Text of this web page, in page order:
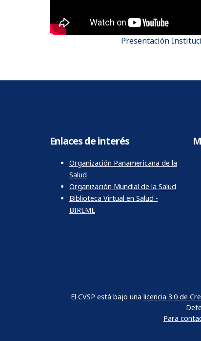
Presentación
Enlaces de interés
Organización Panamericana de la
Salud
Organización Mundial de la Salud
Biblioteca Virtual en Salud -
BIREME
El CVSP está bajo una licencia 3.0 de
Para